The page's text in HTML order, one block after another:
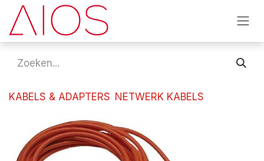
Overslaan naar inhoud
KABELS & ADAPTERS NETWERK KABELS